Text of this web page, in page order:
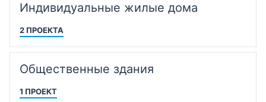
Индивидуальные жилые дома
2 ПРОЕКТА
Общественные здания
1 ПРОЕКТ